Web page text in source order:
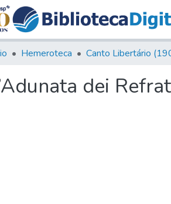
Hemeroteca
dei